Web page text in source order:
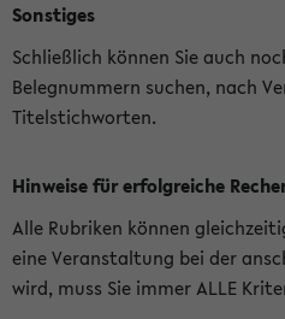
Sonstiges
Schließlich können Sie auch
Belegnummern suchen, nach
Titelstichworten.
Hinweise für erfolgreiche
Alle Rubriken können
eine Veranstaltung bei der
wird, muss Sie immer ALLE